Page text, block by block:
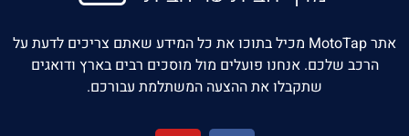
אתר MotoTap מכיל בתוכו את כל המידע שאתם צריכים לדעת על
הרכב שלכם. אנחנו פועלים מול מוסכים רבים בארץ ודואגים
שתקבלו את ההצעה המשתלמת עבורכם.